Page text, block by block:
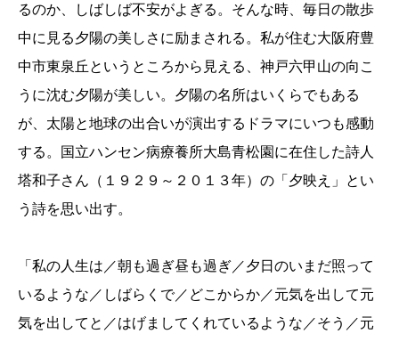
るのか、しばしば不安がよぎる。そんな時、毎日の散歩
中に見る夕陽の美しさに励まされる。私が住む大阪府豊
中市東泉丘というところから見える、神戸六甲山の向こ
うに沈む夕陽が美しい。夕陽の名所はいくらでもある
が、太陽と地球の出合いが演出するドラマにいつも感動
する。国立ハンセン病療養所大島青松園に在住した詩人
塔和子さん（１９２９～２０１３年）の「夕映え」とい
う詩を思い出す。
「私の人生は／朝も過ぎ昼も過ぎ／夕日のいまだ照って
いるような／しばらくで／どこからか／元気を出して元
気を出してと／はげましてくれているような／そう／元